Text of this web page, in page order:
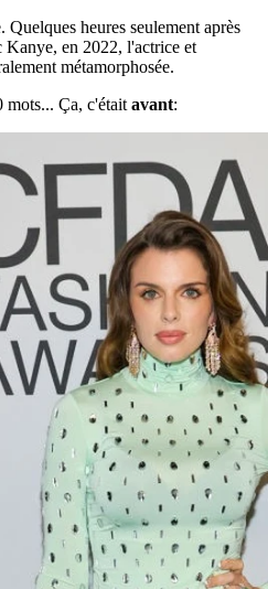
heures seulement après
Kanye, en 2022, l'actrice et
métamorphosée.
mots... Ça, c'était avant: